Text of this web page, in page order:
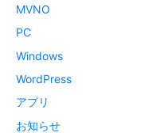
MVNO
PC
Windows
WordPress
アプリ
お知らせ